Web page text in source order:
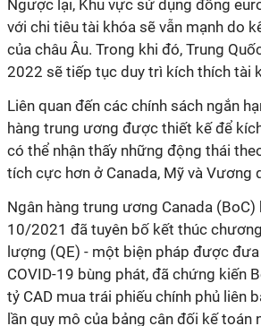
Ngược lại, Khu vực sử dụng đồng
với chi tiêu tài khóa sẽ vẫn mạnh do
của châu Âu. Trong khi đó, Trung
2022 sẽ tiếp tục duy trì kích thích tài
Liên quan đến các chính sách ngắn
hàng trung ương được thiết kế để
có thể nhận thấy những động thái
tích cực hơn ở Canada, Mỹ và Vương
Ngân hàng trung ương Canada
10/2021 đã tuyên bố kết thúc
lượng (QE) - một biện pháp được
COVID-19 bùng phát, đã chứng kiến
tỷ CAD mua trái phiếu chính phủ liên
lần quy mô của bảng cân đối kế toán